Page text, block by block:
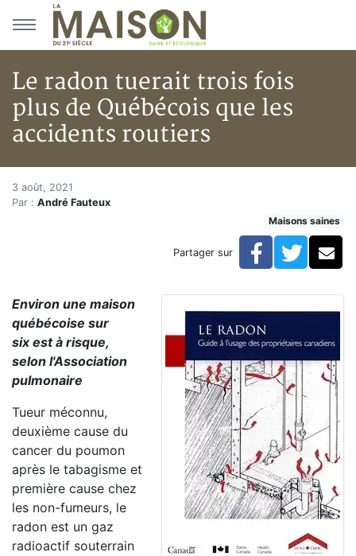
Aller au menu principal
Aller au contenu principal
Le radon tuerait trois fois
plus de Québécois que les
accidents routiers
Accueil
Articles
Le radon tuerait trois fois plus de Québécois que les
Le radon tuerait trois fois plus
3 août, 2021
Par : André Fauteux
Maisons saines
Partager sur Facebook
Environ une maison
québécoise sur
six est à risque,
selon l'Association
pulmonaire
Tueur méconnu,
deuxième cause du
cancer du poumon
après le tabagisme et
première cause chez
les non-fumeurs, le
radon est un gaz
radioactif souterrain